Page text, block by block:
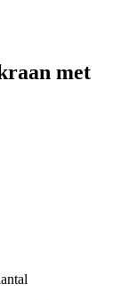
met